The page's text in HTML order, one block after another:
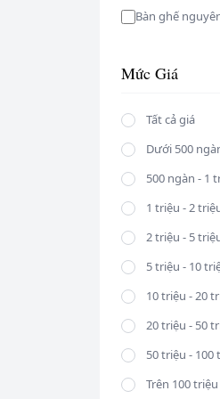
Bàn ghế
Mức Giá
Tất cả giá
Dưới 500
500 ngàn - 1
1 triệu - 2
2 triệu - 5
5 triệu - 10
10 triệu - 20
20 triệu - 50
50 triệu - 100
Trên 100 triệu